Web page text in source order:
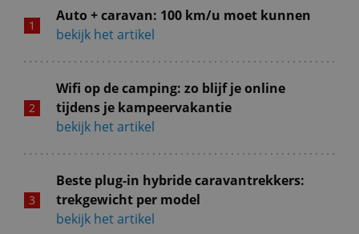
Auto + caravan: 100 km/u moet kunnen
bekijk het artikel
Wifi op de camping: zo blijf je online
tijdens je kampeervakantie
bekijk het artikel
Beste plug-in hybride caravantrekkers:
trekgewicht per model
bekijk het artikel